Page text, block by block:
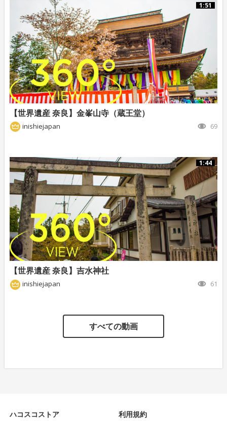
1:51
【世界遺産 奈良】金峯山寺（蔵王堂）
inishiejapan 69
1:44
【世界遺産 奈良】吉水神社
inishiejapan 61
すべての動画
ハコスコストア 利用規約